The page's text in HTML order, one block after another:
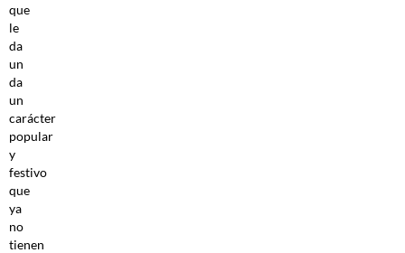
que
le
da
un
da
un
carácter
popular
y
festivo
que
ya
no
tienen